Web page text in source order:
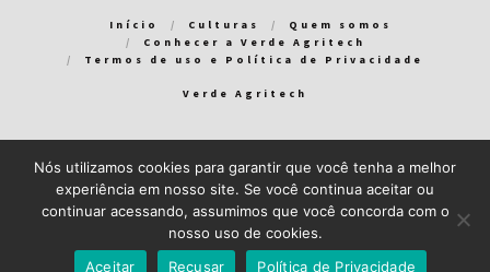
Início Culturas
Quem somos
Conhecer a Verde Agritech
Termos de uso e Política de Privacidade
Verde Agritech
Bem-vindo ao Verde Blog! Para que a sua experiência em nosso
blog seja a melhor possível, utilizamos cookies. Você pode
aceitar ou gerenciar seus cookiesaqui.
Recuso Close GDPR Cookie Banner
Nós utilizamos cookies para garantir que você tenha a melhor
experiência em nosso site. Se você continua aceitar ou
continuar acessando, assumimos que você concorda com o
nosso uso de cookies.
Aceitar
Recusar Política de Privacidade